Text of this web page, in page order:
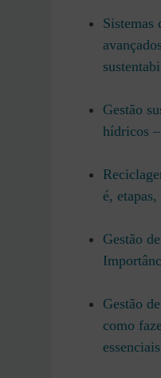
Sistemas
Gestão
hídricos
é,
Gestão
Gestão
como
essenciais